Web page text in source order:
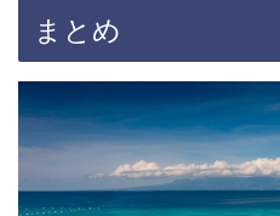
まとめ